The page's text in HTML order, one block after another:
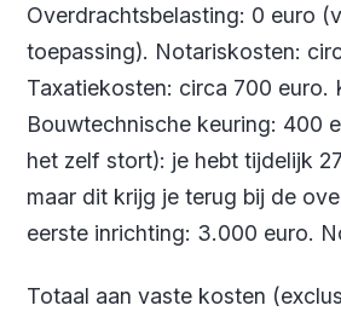
Overdrachtsbelasting: 0 euro
toepassing). Notariskosten:
Taxatiekosten: circa 700 euro.
Bouwtechnische keuring: 400
het zelf stort): je hebt tijdelijk
maar dit krijg je terug bij de
eerste inrichting: 3.000 euro.
Totaal aan vaste kosten